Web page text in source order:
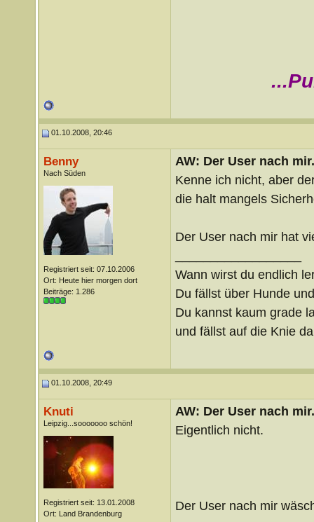
01.10.2008, 20:46
Benny
Nach Süden
Registriert seit: 07.10.2006
Ort: Heute hier morgen dort
Beiträge: 1.286
AW: Der User nach
Kenne ich nicht, aber
die halt mangels
Der User nach mir hat
Wann wirst du endlich
Du fällst über Hunde
Du kannst kaum grade
und fällst auf die Knie
01.10.2008, 20:49
Knuti
Leipzig...sooooooo schön!
Registriert seit: 13.01.2008
Ort: Land Brandenburg
AW: Der User nach
Eigentlich nicht.
Der User nach mir